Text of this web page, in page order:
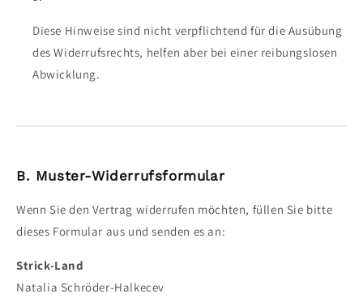
Diese Hinweise sind nicht verpflichtend für die Ausübung
des Widerrufsrechts, helfen aber bei einer reibungslosen
Abwicklung.
B. Muster-Widerrufsformular
Wenn Sie den Vertrag widerrufen möchten, füllen Sie bitte
dieses Formular aus und senden es an:
Strick-Land
Natalia Schröder-Halkecev